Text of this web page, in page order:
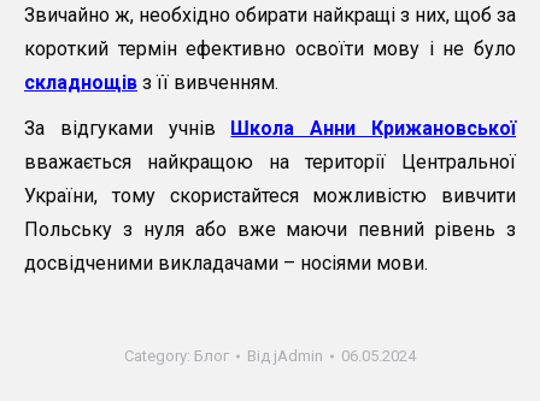
Звичайно ж, необхідно обирати найкращі з них, щоб за
короткий термін ефективно освоїти мову і не було
складнощів з її вивченням.
За відгуками учнів Школа Анни Крижановської
вважається найкращою на території Центральної
України, тому скористайтеся можливістю вивчити
Польську з нуля або вже маючи певний рівень з
досвідченими викладачами – носіями мови.
Category: Блог Від jAdmin 06.05.2024